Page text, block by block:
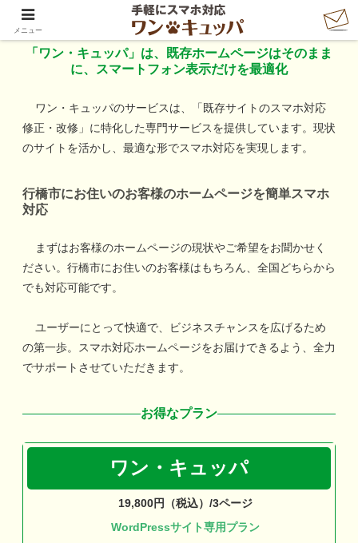
「ワン・キュッパ」で手軽にスマホ対応
「ワン・キュッパ」は、既存ホームページはそのまま
に、スマートフォン表示だけを最適化
ワン・キュッパのサービスは、「既存サイトのスマホ対応
修正・改修」に特化した専門サービスを提供しています。現状
のサイトを活かし、最適な形でスマホ対応を実現します。
行橋市にお住いのお客様のホームページを簡単スマホ
対応
まずはお客様のホームページの現状やご希望をお聞かせく
ださい。 行橋市にお住いのお客様はもちろん、全国どちらから
でも対応可能です。
ユーザーにとって快適で、ビジネスチャンスを広げるため
の第一歩。スマホ対応ホームページをお届けできるよう、全力
でサポートさせていただきます。
お得なプラン
ワン・キュッパ
19,800円（税込）/3ページ
WordPressサイト専用プラン
メニュー